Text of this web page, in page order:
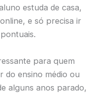
estuda de casa,
e só precisa ir
para quem
do ensino médio ou
alguns anos parado,